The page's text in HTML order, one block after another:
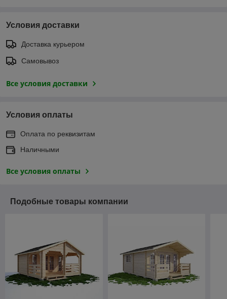
Условия доставки
Доставка курьером
Самовывоз
Все условия доставки
Условия оплаты
Оплата по реквизитам
Наличными
Все условия оплаты
Подобные товары компании